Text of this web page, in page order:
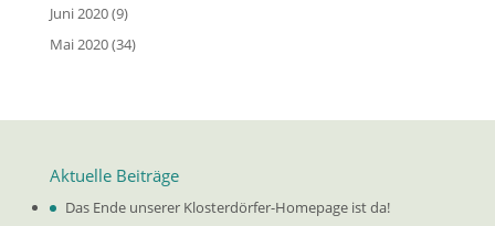
Juni 2020(9)
Mai 2020(34)
Aktuelle Beiträge
Das Ende unserer Klosterdörfer-Homepage ist da!